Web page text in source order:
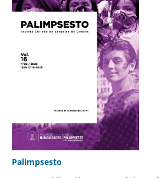
Palimpsesto